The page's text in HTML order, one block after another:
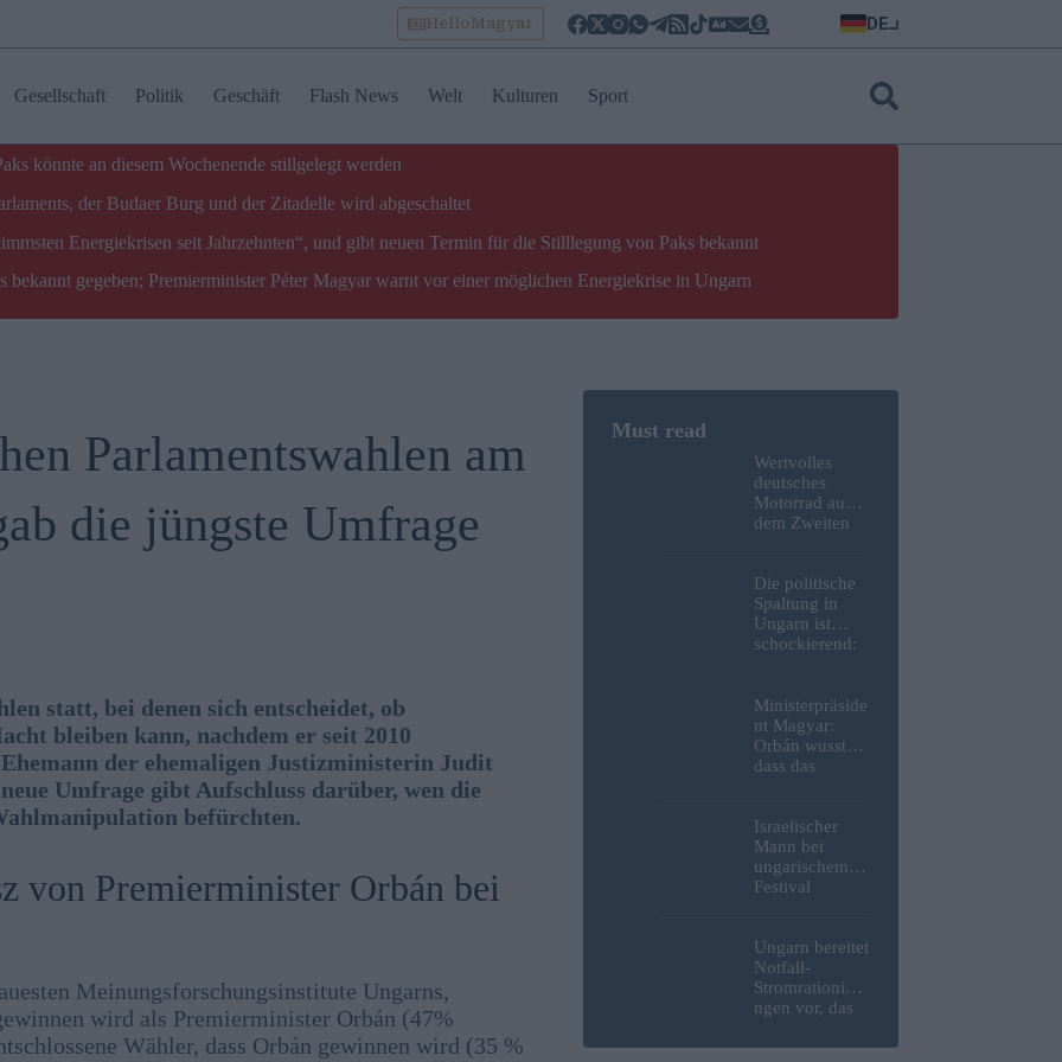
HelloMagyar DE
Gesellschaft Politik Geschäft Flash News Welt Kulturen Sport
könnte an diesem Wochenende stillgelegt werden
der Budaer Burg und der Zitadelle wird abgeschaltet
Energiekrisen seit Jahrzehnten“, und gibt neuen Termin für die Stilllegung von Paks bekannt
gegeben; Premierminister Péter Magyar warnt vor einer möglichen Energiekrise in Ungarn
Parlamentswahlen am
die jüngste Umfrage
statt, bei denen sich entscheidet, ob
bleiben kann, nachdem er seit 2010
der ehemaligen Justizministerin Judit
Umfrage gibt Aufschluss darüber, wen die
befürchten.
von Premierminister Orbán bei
Meinungsforschungsinstitute Ungarns,
wird als Premierminister Orbán (47%
Wähler, dass Orbán gewinnen wird (35 %
Wertvolles
deutsches
Motorrad aus
dem Zweiten
Überreste und
Sprengstoff aus
der Donau in
Budapest
Die politische
Spaltung in
Ungarn ist
schockierend:
und
Energiekrise
geben wir uns
weiterhin
Ministerpräside
nt Magyar:
Orbán wusste,
dass das
kurz vor dem
Zusammenbruc
h stand, hat
jedoch nichts
Israelischer
Mann bei
ungarischem
Festival
Ungarn bereitet
Notfall-
Stromrationieru
ngen vor, das
Paks könnte an